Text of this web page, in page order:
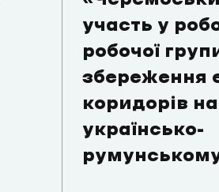
участь у
робочої
збереження
коридорів на
українсько-